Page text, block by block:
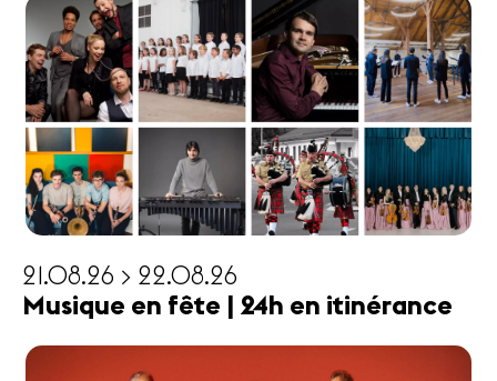
21.08.26 > 22.08.26
Musique en fête | 24h en itinérance